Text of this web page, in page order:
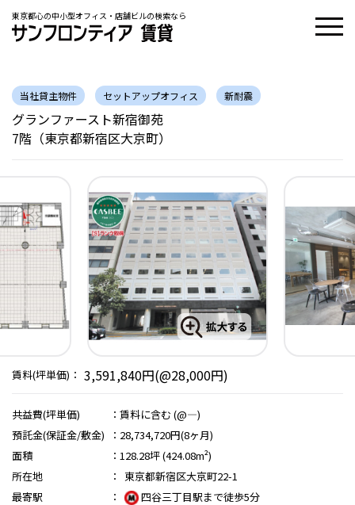
東京都心の中小型オフィス・店舗ビルの検索なら
当社貸主物件 セットアップオフィス 新耐震
グランファースト新宿御苑
7階（東京都新宿区大京町）
賃料(坪単価)： 3,591,840円(@28,000円)
共益費(坪単価) ： 賃料に含む (@―)
預託金(保証金/敷金)
： 28,734,720円(8ヶ月)
面積
： 128.28坪 (424.08m²)
所在地
：
東京都新宿区大京町22-1
最寄駅
：
四谷三丁目駅まで徒歩5分